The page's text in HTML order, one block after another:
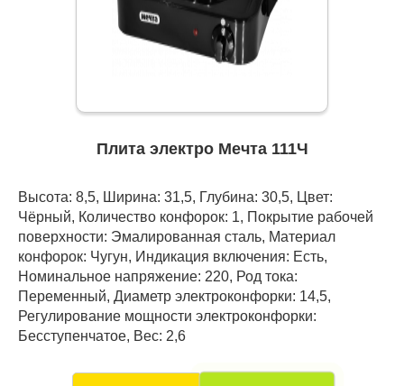
Плита электро Мечта 111Ч
Высота: 8,5, Ширина: 31,5, Глубина: 30,5, Цвет:
Чёрный, Количество конфорок: 1, Покрытие рабочей
поверхности: Эмалированная сталь, Материал
конфорок: Чугун, Индикация включения: Есть,
Номинальное напряжение: 220, Род тока:
Переменный, Диаметр электроконфорки: 14,5,
Регулирование мощности электроконфорки:
Бесступенчатое, Вес: 2,6